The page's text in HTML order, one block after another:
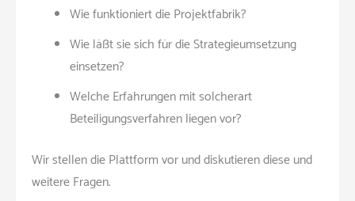
Wie funktioniert die Projektfabrik?
Wie läßt sie sich für die Strategieumsetzung
einsetzen?
Welche Erfahrungen mit solcherart
Beteiligungsverfahren liegen vor?
Wir stellen die Plattform vor und diskutieren diese und
weitere Fragen.